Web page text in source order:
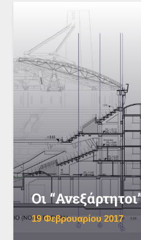
Οι
19 Φεβρουαρίου 2017